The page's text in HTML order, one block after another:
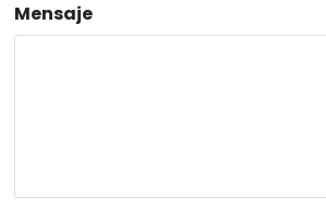
Mensaje